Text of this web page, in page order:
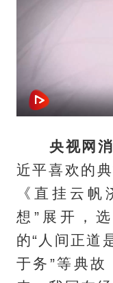
央视网
近平喜欢的
《直挂云
想”展开，
的“人间正道
于务”等典故